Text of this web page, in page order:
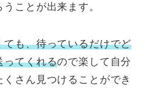
ことが出来ます。
も、待っているだけでど
ってくれるので楽して自分
さん見つけることができ